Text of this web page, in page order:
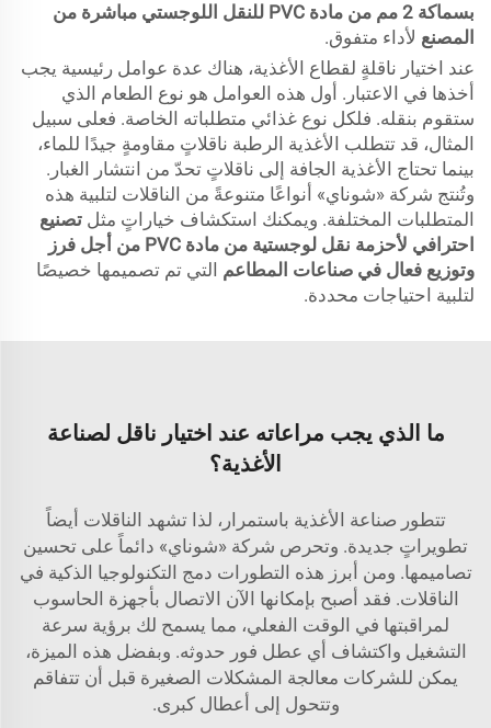
بسماكة 2 مم من مادة PVC للنقل اللوجستي مباشرة من
المصنع لأداء متفوق.
عند اختيار ناقلةٍ لقطاع الأغذية، هناك عدة عوامل رئيسية يجب
أخذها في الاعتبار. أول هذه العوامل هو نوع الطعام الذي
ستقوم بنقله. فلكل نوع غذائي متطلباته الخاصة. فعلى سبيل
المثال، قد تتطلب الأغذية الرطبة ناقلاتٍ مقاومةٍ جيدًا للماء،
بينما تحتاج الأغذية الجافة إلى ناقلاتٍ تحدّ من انتشار الغبار.
وتُنتج شركة «شوناي» أنواعًا متنوعةً من الناقلات لتلبية هذه
المتطلبات المختلفة. ويمكنك استكشاف خياراتٍ مثل تصنيع
احترافي لأحزمة نقل لوجستية من مادة PVC من أجل فرز
وتوزيع فعال في صناعات المطاعم التي تم تصميمها خصيصًا
لتلبية احتياجات محددة.
ما الذي يجب مراعاته عند اختيار ناقل لصناعة
الأغذية؟
تتطور صناعة الأغذية باستمرار، لذا تشهد الناقلات أيضاً
تطويراتٍ جديدة. وتحرص شركة «شوناي» دائماً على تحسين
تصاميمها. ومن أبرز هذه التطورات دمج التكنولوجيا الذكية في
الناقلات. فقد أصبح بإمكانها الآن الاتصال بأجهزة الحاسوب
لمراقبتها في الوقت الفعلي، مما يسمح لك برؤية سرعة
التشغيل واكتشاف أي عطل فور حدوثه. وبفضل هذه الميزة،
يمكن للشركات معالجة المشكلات الصغيرة قبل أن تتفاقم
وتتحول إلى أعطال كبرى.